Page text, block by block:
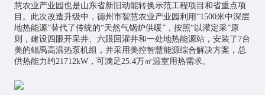
慧农业产业园也是山东省新旧动能转换示范工程项目和省重点项
目。此次改造升级中，德州市智慧农业产业园利用“1500米中深层
地热能源”替代了传统的“天然气锅炉供暖”，按照“以灌定采”原
则，建设四眼开采井、六眼回灌井和一处地热能源站，安装了7台
美的鲲禹高温热泵机组，并采用美控智慧能源综合解决方案，总
供热能力约21712kW，可满足25.4万㎡温室用热需求。